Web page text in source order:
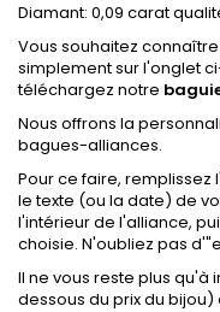
Diamant: 0,09 carat
Vous souhaitez
simplement sur l'onglet
téléchargez notre
Nous offrons la
bagues-alliances.
Pour ce faire, remplissez
le texte (ou la date) de
l'intérieur de l'alliance,
choisie. N'oubliez pas
Il ne vous reste plus qu'à
dessous du prix du